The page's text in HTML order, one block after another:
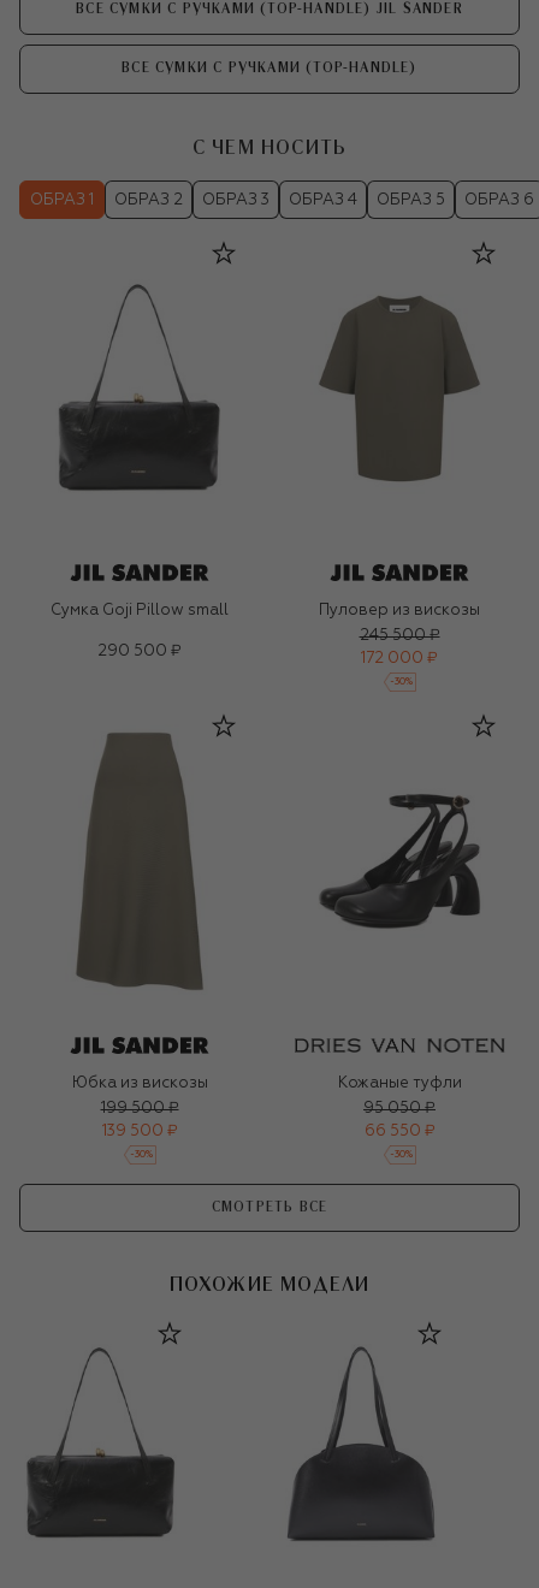
ВСЕ СУМКИ С РУЧКАМИ (TOP-HANDLE) JIL SANDER
ВСЕ СУМКИ С РУЧКАМИ (TOP-HANDLE)
С ЧЕМ НОСИТЬ
ОБРАЗ 1 ОБРАЗ 2 ОБРАЗ 3 ОБРАЗ 4 ОБРАЗ 5 ОБРАЗ 6
Сумка Goji Pillow small
290 500 ₽
Пуловер из вискозы
245 500 ₽
172 000 ₽
-30%
Юбка из вискозы
199 500 ₽
139 500 ₽
-30%
Кожаные туфли
95 050 ₽
66 550 ₽
-30%
СМОТРЕТЬ ВСЕ
ПОХОЖИЕ МОДЕЛИ